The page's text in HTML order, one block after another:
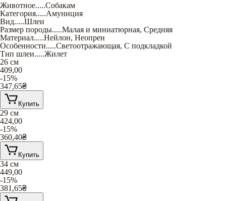
Животное.....Собакам
Категория.....Амуниция
Вид.....Шлеи
Размер породы.....Малая и миниатюрная, Средняя
Материал.....Нейлон, Неопрен
Особенности.....Светоотражающая, С подкладкой
Тип шлеи.....Жилет
26 см
409,00
-15%
347,65₴
Купить
29 см
424,00
-15%
360,40₴
Купить
34 см
449,00
-15%
381,65₴